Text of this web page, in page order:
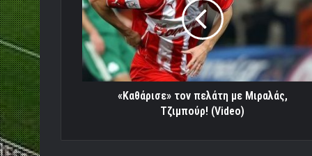
με
Μιραλάς,
Τζιμπούρ!
(Video)
«Καθάρισε» τον πελάτη με Μιραλάς,
Τζιμπούρ! (Video)